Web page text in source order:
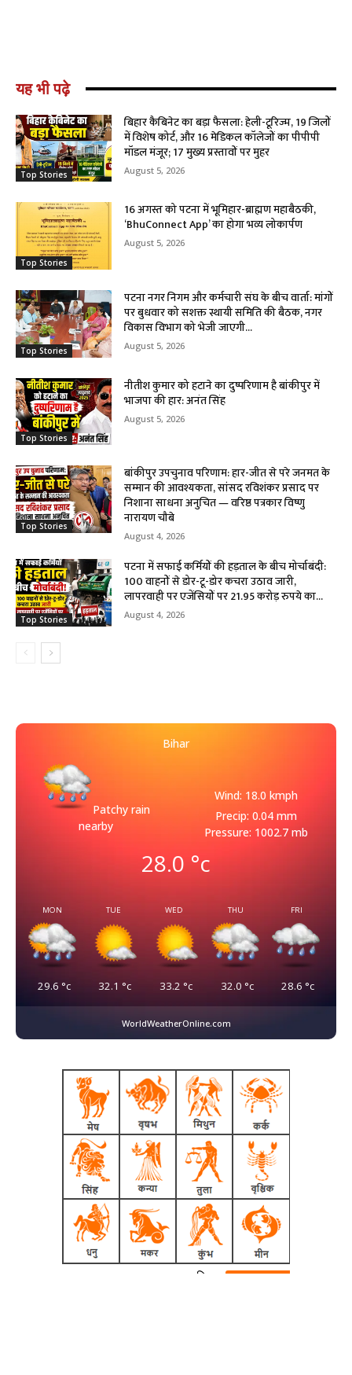
यह भी पढ़े
Top Stories
बिहार कैबिनेट का बड़ा फैसला: हेली-टूरिज्म, 19 जिलों
में विशेष कोर्ट, और 16 मेडिकल कॉलेजों का पीपीपी
मॉडल मंजूर; 17 मुख्य प्रस्तावों पर मुहर
August 5, 2026
Top Stories
16 अगस्त को पटना में भूमिहार-ब्राह्मण महाबैठकी,
‘BhuConnect App’ का होगा भव्य लोकार्पण
August 5, 2026
Top Stories
पटना नगर निगम और कर्मचारी संघ के बीच वार्ता: मांगों
पर बुधवार को सशक्त स्थायी समिति की बैठक, नगर
विकास विभाग को भेजी जाएगी...
August 5, 2026
Top Stories
नीतीश कुमार को हटाने का दुष्परिणाम है बांकीपुर में
भाजपा की हार: अनंत सिंह
August 5, 2026
Top Stories
बांकीपुर उपचुनाव परिणाम: हार-जीत से परे जनमत के
सम्मान की आवश्यकता, सांसद रविशंकर प्रसाद पर
निशाना साधना अनुचित — वरिष्ठ पत्रकार विष्णु
नारायण चौबे
August 4, 2026
Top Stories
पटना में सफाई कर्मियों की हड़ताल के बीच मोर्चाबंदी:
100 वाहनों से डोर-टू-डोर कचरा उठाव जारी,
लापरवाही पर एजेंसियों पर 21.95 करोड़ रुपये का...
August 4, 2026
Bihar
Patchy rain
nearby
Wind: 18.0 kmph
Precip: 0.04 mm
Pressure: 1002.7 mb
28.0 °c
MON
29.6 °c
TUE
32.1 °c
WED
33.2 °c
THU
32.0 °c
FRI
28.6 °c
WorldWeatherOnline.com